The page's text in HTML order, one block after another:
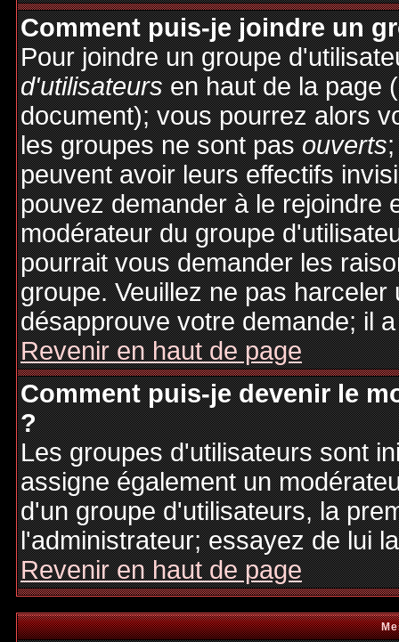
Comment puis-je joindre un
Pour joindre un groupe
d'utilisateursen haut de la page
document); vous pourrez alors
les groupes ne sont pasouverts
peuvent avoir leurs effectifs
pouvez demander à le rejoindre
modérateur du groupe
pourrait vous demander les
groupe. Veuillez ne pas
désapprouve votre demande; il
Revenir en haut de page
Comment puis-je devenir le
?
Les groupes d'utilisateurs sont
assigne également un
d'un groupe d'utilisateurs, la
l'administrateur; essayez de lui
Revenir en haut de page